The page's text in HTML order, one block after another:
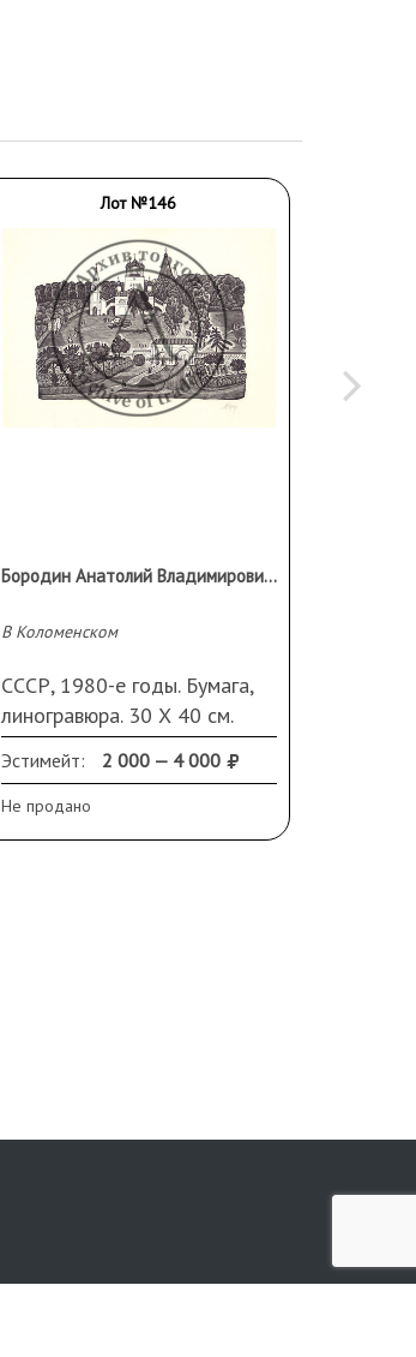
Лот №146
Бородин Анатолий Владимирович (1935 г.р.)
В Коломенском
СССР, 1980-е годы. Бумага,
линогравюра. 30 Х 40 см.
Подпись справа внизу.
Эстимейт: 2 000 — 4 000
Не продано